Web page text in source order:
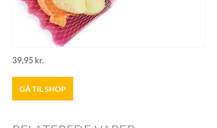
39,95 kr.
GÅ TIL SHOP